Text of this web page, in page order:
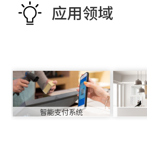
应用领域
智能支付系统